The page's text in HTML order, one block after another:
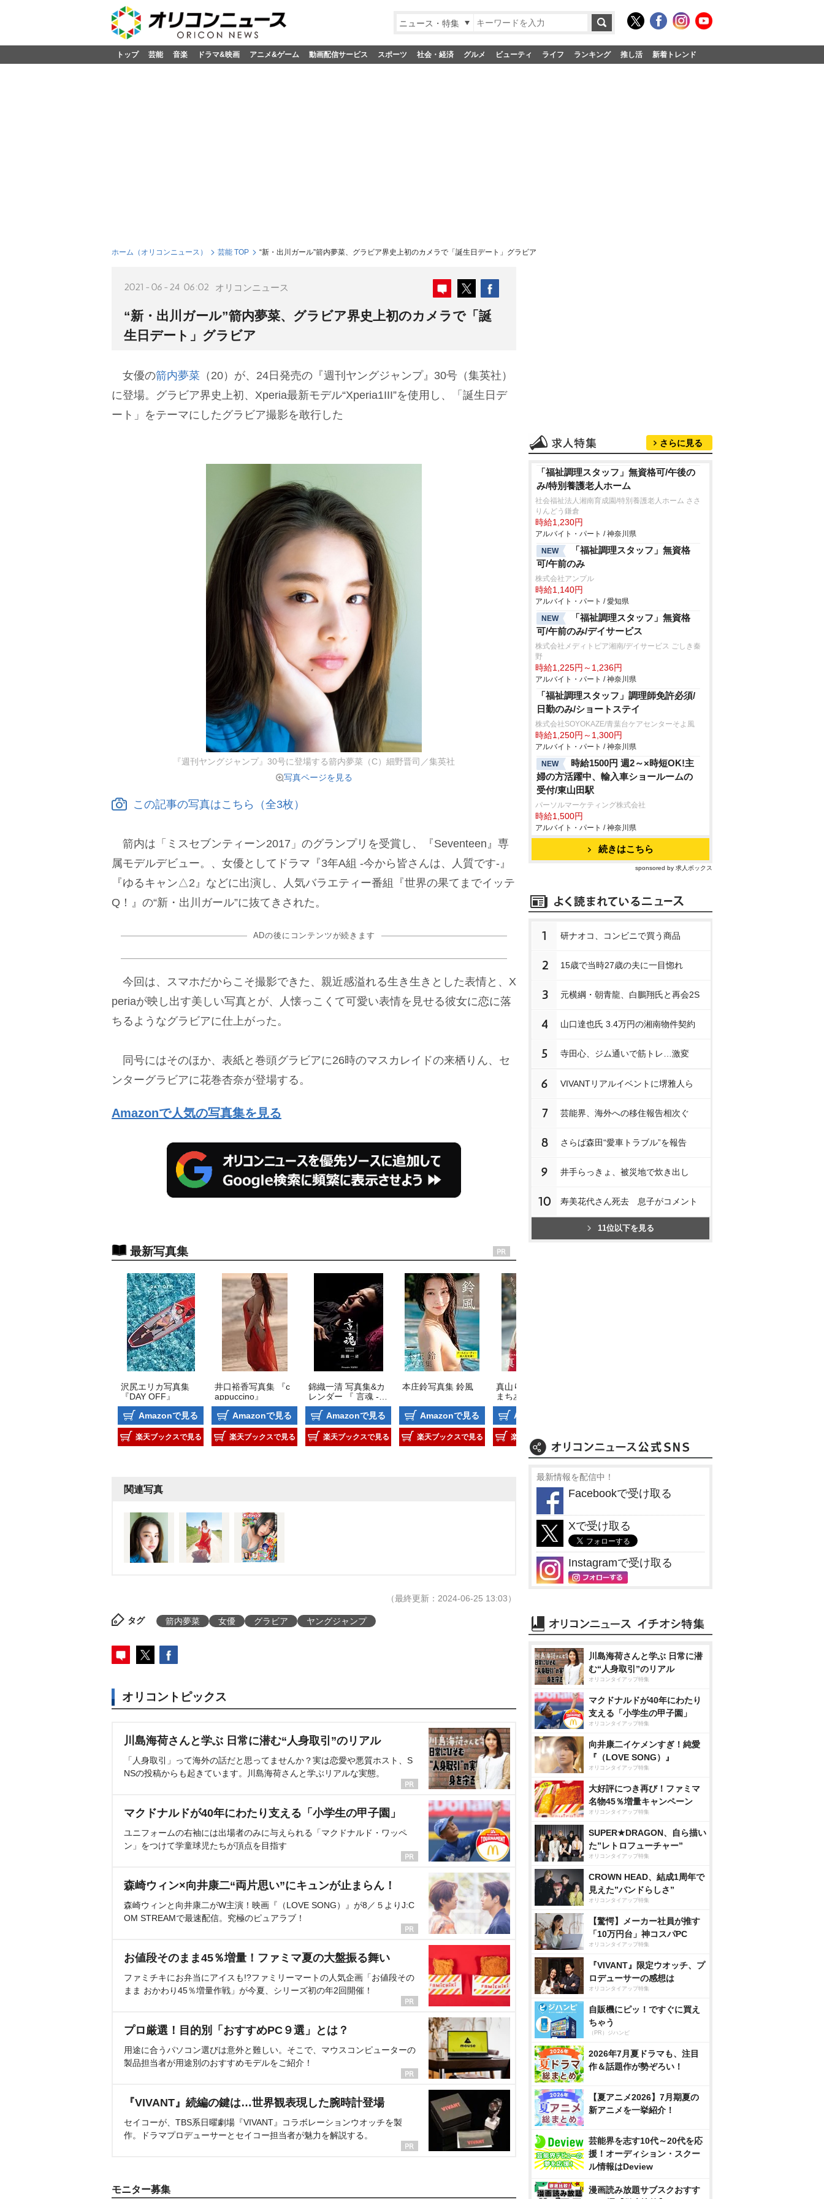
ニュース・特集
トップ 芸能 音楽 ドラマ&映画 アニメ&ゲーム 動画配信サービス スポーツ 社会・経済 グルメ ビューティ ライフ ランキング 推し活 新着トレンド
ホーム（オリコンニュース） 芸能 TOP “新・出川ガール”箭内夢菜、グラビア界史上初のカメラで「誕生日デート」グラビア
2021-06-24 06:02 オリコンニュース
“新・出川ガール”箭内夢菜、グラビア界史上初のカメラで「誕
生日デート」グラビア
女優の箭内夢菜 （20）が、24日発売の『週刊ヤングジャンプ』30号（集英社）
に登場。グラビア界史上初、Xperia最新モデル“Xperia1III”を使用し、「誕生日デ
ート」をテーマにしたグラビア撮影を敢行した
『週刊ヤングジャンプ』30号に登場する箭内夢菜（C）細野晋司／集英社
写真ページを見る
この記事の写真はこちら（全3枚）
箭内は「ミスセブンティーン2017」のグランプリを受賞し、『Seventeen』専
属モデルデビュー。、女優としてドラマ『3年A組 -今から皆さんは、人質です-』
『ゆるキャン△2』などに出演し、人気バラエティー番組『世界の果てまでイッテ
Q！』の“新・出川ガール”に抜てきされた。
ADの後にコンテンツが続きます
今回は、スマホだからこそ撮影できた、親近感溢れる生き生きとした表情と、X
periaが映し出す美しい写真とが、人懐っこくて可愛い表情を見せる彼女に恋に落
ちるようなグラビアに仕上がった。
同号にはそのほか、表紙と巻頭グラビアに26時のマスカレイドの来栖りん、セ
ンターグラビアに花巻杏奈が登場する。
Amazonで人気の写真集を見る
最新写真集
沢尻エリカ写真集
『DAY OFF』
Amazonで見る
楽天ブックスで見る
井口裕香写真集 『c
appuccino』
Amazonで見る
楽天ブックスで見る
錦織一清 写真集&カ
レンダー 『 言魂 - 1
0カラットの呟きと
共に - 』Amazonで見る
楽天ブックスで見る
本庄鈴写真集 鈴風
Amazonで見る
楽天ブックスで見る
真山りか2nd写真集
まちあわせ
Amazonで見る
楽天ブックスで見る
関連写真
（最終更新：2024-06-25 13:03）
タグ 箭内夢菜 女優 グラビア ヤングジャンプ
オリコントピックス
川島海荷さんと学ぶ 日常に潜む“人身取引”のリアル
「人身取引」って海外の話だと思ってませんか？実は恋愛や悪質ホスト、S
NSの投稿からも起きています。川島海荷さんと学ぶリアルな実態。
マクドナルドが40年にわたり支える「小学生の甲子園」
ユニフォームの右袖には出場者のみに与えられる「マクドナルド・ワッペ
ン」をつけて学童球児たちが頂点を目指す
森崎ウィン×向井康二“両片思い”にキュンが止まらん！
森崎ウィンと向井康二がW主演！映画『（LOVE SONG）』が8／５よりJ:C
OM STREAMで最速配信。究極のピュアラブ！
お値段そのまま45％増量！ファミマ夏の大盤振る舞い
ファミチキにお弁当にアイスも!?ファミリーマートの人気企画「お値段その
まま おかわり45％増量作戦」が今夏、シリーズ初の年2回開催！
プロ厳選！目的別「おすすめPC９選」とは？
用途に合うパソコン選びは意外と難しい。そこで、マウスコンピューターの
製品担当者が用途別のおすすめモデルをご紹介！
『VIVANT』続編の鍵は…世界観表現した腕時計登場
セイコーが、TBS系日曜劇場『VIVANT』コラボレーションウオッチを製
作。ドラマプロデューサーとセイコー担当者が魅力を解説する。
モニター募集
さらに見る
「福祉調理スタッフ」無資格可/午後の
み/特別養護老人ホーム
社会福祉法人湘南育成園/特別養護老人ホーム ささ
りんどう鎌倉
時給1,230円
アルバイト・パート / 神奈川県
NEW
「福祉調理スタッフ」無資格
可/午前のみ
株式会社アンプル
時給1,140円
アルバイト・パート / 愛知県
NEW
「福祉調理スタッフ」無資格
可/午前のみ/デイサービス
株式会社メディトピア湘南/デイサービス ごしき秦
野
時給1,225円～1,236円
アルバイト・パート / 神奈川県
「福祉調理スタッフ」調理師免許必須/
日勤のみ/ショートステイ
株式会社SOYOKAZE/青葉台ケアセンターそよ風
時給1,250円～1,300円
アルバイト・パート / 神奈川県
NEW
時給1500円 週2～×時短OK!主
婦の方活躍中、輸入車ショールームの
受付/東山田駅
パーソルマーケティング株式会社
時給1,500円
アルバイト・パート / 神奈川県
続きはこちら
sponsored by 求人ボックス
1 研ナオコ、コンビニで買う商品
2 15歳で当時27歳の夫に一目惚れ
3 元横綱・朝青龍、白鵬翔氏と再会2S
4 山口達也氏 3.4万円の湘南物件契約
5 寺田心、ジム通いで筋トレ…激変
6 VIVANTリアルイベントに堺雅人ら
7 芸能界、海外への移住報告相次ぐ
8 さらば森田“愛車トラブル”を報告
9 井手らっきょ、被災地で炊き出し
10 寿美花代さん死去 息子がコメント
11位以下を見る
最新情報を配信中！
Facebookで受け取る
Xで受け取る
Instagramで受け取る
川島海荷さんと学ぶ 日常に潜
む“人身取引”のリアル
オリコンタイアップ特集
マクドナルドが40年にわたり
支える「小学生の甲子園」
オリコンタイアップ特集
向井康二イケメンすぎ！純愛
『（LOVE SONG）』
オリコンタイアップ特集
大好評につき再び！ファミマ
名物45％増量キャンペーン
オリコンタイアップ特集
SUPER★DRAGON、自ら描い
た”レトロフューチャー”
オリコンタイアップ特集
CROWN HEAD、結成1周年で
見えた”バンドらしさ”
オリコンタイアップ特集
【驚愕】メーカー社員が推す
「10万円台」神コスパPC
オリコンタイアップ特集
『VIVANT』限定ウオッチ、プ
ロデューサーの感想は
オリコンタイアップ特集
自販機にピッ！ですぐに買え
ちゃう
（PR）ジハンピ
2026年7月夏ドラマも、注目
作＆話題作が勢ぞろい！
【夏アニメ2026】7月期夏の
新アニメを一挙紹介！
芸能界を志す10代～20代を応
援！オーディション・スクー
ル情報はDeview
漫画読み放題サブスクおすす